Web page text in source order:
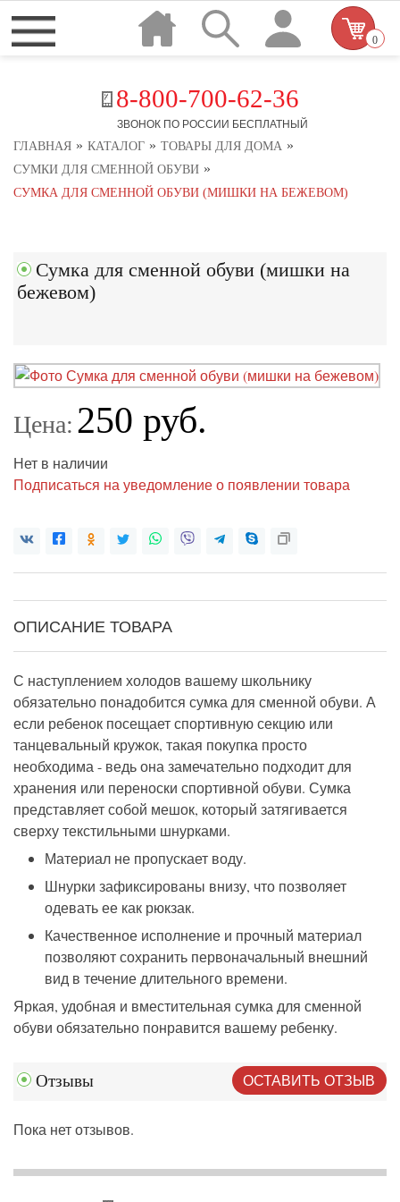
8-800-700-62-36
ЗВОНОК ПО РОССИИ БЕСПЛАТНЫЙ
0
ГЛАВНАЯ » КАТАЛОГ » ТОВАРЫ ДЛЯ ДОМА »
СУМКИ ДЛЯ СМЕННОЙ ОБУВИ »
СУМКА ДЛЯ СМЕННОЙ ОБУВИ (МИШКИ НА БЕЖЕВОМ)
Сумка для сменной обуви (мишки на
бежевом)
Цена: 250 руб.
Нет в наличии
Подписаться на уведомление о появлении товара
ОПИСАНИЕ ТОВАРА
С наступлением холодов вашему школьнику
обязательно понадобится сумка для сменной обуви. А
если ребенок посещает спортивную секцию или
танцевальный кружок, такая покупка просто
необходима - ведь она замечательно подходит для
хранения или переноски спортивной обуви. Сумка
представляет собой мешок, который затягивается
сверху текстильными шнурками.
Материал не пропускает воду.
Шнурки зафиксированы внизу, что позволяет
одевать ее как рюкзак.
Качественное исполнение и прочный материал
позволяют сохранить первоначальный внешний
вид в течение длительного времени.
Яркая, удобная и вместительная сумка для сменной
обуви обязательно понравится вашему ребенку.
Отзывы ОСТАВИТЬ ОТЗЫВ
Пока нет отзывов.